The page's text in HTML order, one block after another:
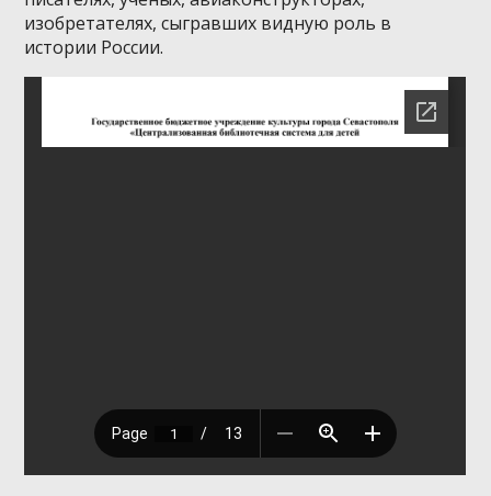
изобретателях, сыгравших видную роль в
истории России.